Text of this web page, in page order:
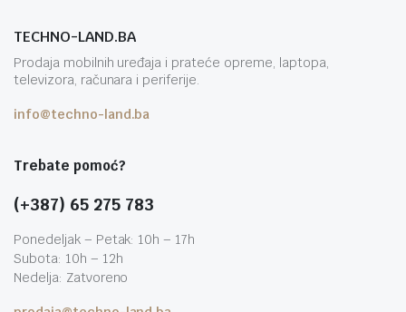
TECHNO-LAND.BA
Prodaja mobilnih uređaja i prateće opreme, laptopa,
televizora, računara i periferije.
info@techno-land.ba
Trebate pomoć?
(+387) 65 275 783
Ponedeljak – Petak: 10h – 17h
Subota: 10h – 12h
Nedelja: Zatvoreno